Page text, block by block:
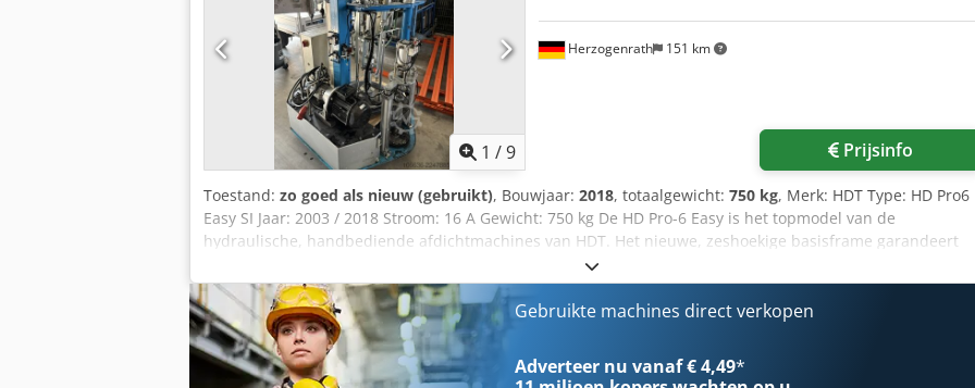
1 /9
Herzogenrath 151 km
Prijsinfo
Toestand: zo goed als nieuw (gebruikt), Bouwjaar: 2018, totaalgewicht: 750 kg, Merk: HDT Type: HD Pro6
Easy SI Jaar: 2003 / 2018 Stroom: 16 A Gewicht: 750 kg De HD Pro-6 Easy is het topmodel van de
hydraulische, handbediende afdichtmachines van HDT. Het nieuwe, zeshoekige basisframe garandeert
een verhoogde stabiliteit en het draaibare bedieningspaneel is slechts één van de meest opvallende
kenmerken van deze nieuwe, geavanceerde versie. De draaibare arm met pneumatische ondersteuning
maakt een effectieve integratie in uw individuele werkproces mogelijk en zorgt voor een optimale
aanpassing aan de lokale omstandigheden. Draaibaar bedieningskast – en dus altijd in het gezichtsveld
van de bediener Djdpfxezraafs Agpsck Hydraulische aggregaat met 4 kW en traploos regelbaar debiet
Nieuwe, onderhoudsvrije pompgeneratie Verhoogde doseernauwkeurigheid Verrijdbaar basisframe,
Gebruikte machines direct verkopen
Adverteer nu vanaf € 4,49*